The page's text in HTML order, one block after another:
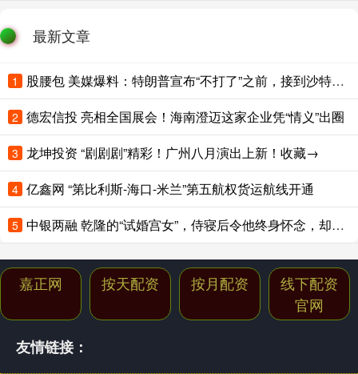
最新文章
1 股腰包 美媒爆料：特朗普宣布“不打了”之前，接到沙特王储电话；卡塔尔、阿联酋、土耳其、巴基斯坦集体发声
2 德宏信投 亮相全国展会！海南澄迈这家企业凭“情义”出圈
3 龙坤投资 “剧剧剧”精彩！广州八月演出上新！收藏→
4 亿鑫网 “第比利斯-海口-米兰”第五航权货运航线开通
5 中银两融 乾隆的“试婚宫女”，侍寝后令他终身怀念，却在多年后骂死她儿子
嘉正网 按天配资 按月配资
线下配资
官网
友情链接：